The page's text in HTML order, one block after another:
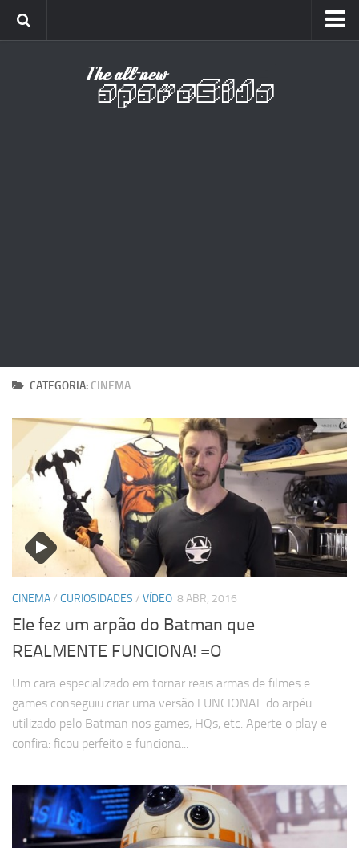
CATEGORIA: CINEMA
CINEMA/ CURIOSIDADES / VÍDEO 8 ABR, 2016
Ele fez um arpão do Batman que
REALMENTE FUNCIONA! =O
Um cara especializado em tornar reais armas de filmes e
games conseguiu criar uma versão FUNCIONAL do arpéu
utilizado pelo Batman nos games, HQs, etc. Aperte o play e
confira: ficou perfeito e funciona...